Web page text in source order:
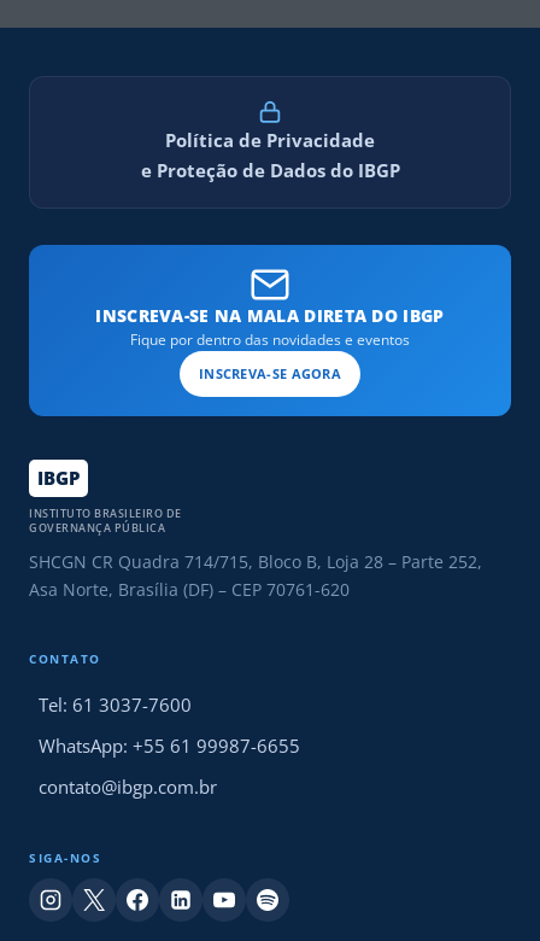
Política de Privacidade
e Proteção de Dados do IBGP
INSCREVA-SE NA MALA DIRETA DO IBGP
Fique por dentro das novidades e eventos
INSCREVA-SE AGORA
IBGP
INSTITUTO BRASILEIRO DE
GOVERNANÇA PÚBLICA
SHCGN CR Quadra 714/715, Bloco B, Loja 28 – Parte 252,
Asa Norte, Brasília (DF) – CEP 70761-620
CONTATO
Tel: 61 3037-7600
WhatsApp: +55 61 99987-6655
contato@ibgp.com.br
SIGA-NOS